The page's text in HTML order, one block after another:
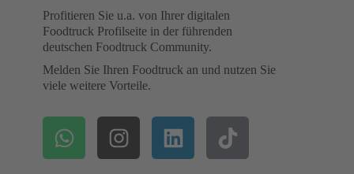
Profitieren Sie u.a. von Ihrer digitalen
Foodtruck Profilseite in der führenden
deutschen Foodtruck Community.
Melden Sie Ihren Foodtruck an und nutzen Sie
viele weitere Vorteile.